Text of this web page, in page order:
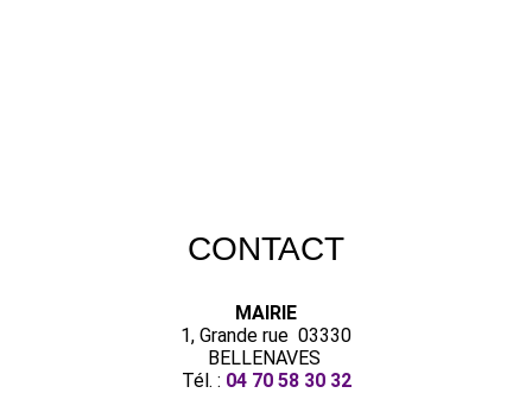
CONTACT
MAIRIE
1, Grande rue 03330
BELLENAVES
Tél. : 04 70 58 30 32